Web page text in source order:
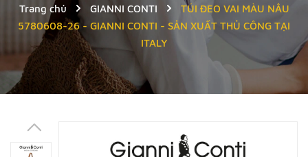
Trang chủ GIANNI CONTI
TÚI ĐEO VAI MÀU NÂU
5780608-26 - GIANNI CONTI - SẢN XUẤT THỦ CÔNG TẠI
ITALY